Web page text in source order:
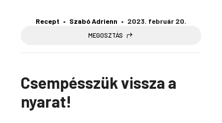
Recept Szabó Adrienn 2023. február 20.
MEGOSZTÁS
Csempésszük vissza a
nyarat!